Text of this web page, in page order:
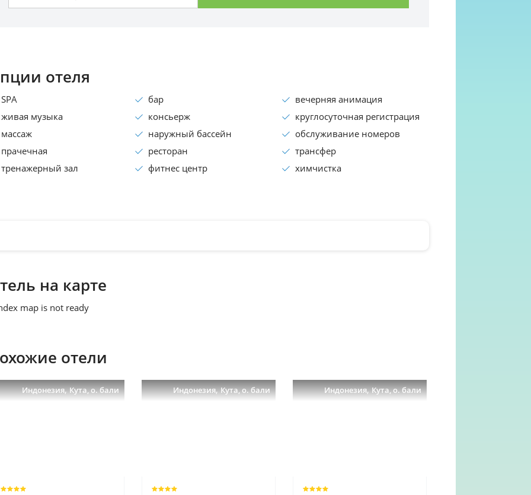
отеля
SPA бар
вечерняя анимация
живая музыка
консьеpж
круглосуточная регистрация
массаж
наружный бассейн
обслуживание номеров
прачечная
ресторан
трансфер
тренажерный зал
фитнес центр химчистка
на карте
map is not ready
отели
Индонезия,Кута, о. бали Индонезия,Кута, о. бали Индонезия,Кута, о. бали